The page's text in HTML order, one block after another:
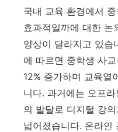
국내 교육 환경에서
효과적일까에 대한 논
양상이 달라지고 있
에 따르면 중학생 사
12% 증가하며 교육열
니다. 과거에는 오프
의 발달로 디지털 강
넓어졌습니다. 온라인